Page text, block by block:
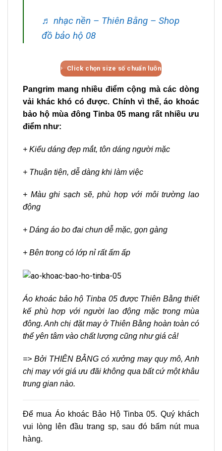
♬ nhạc nền – Thiên Bằng – Shop
đồ bảo hộ 08
Click chọn size số chuẩn luôn
Pangrim mang nhiều điểm cộng mà các dòng
vải khác khó có được. Chính vì thế, áo khoác
bảo hộ mùa đông Tinba 05 mang rất nhiều ưu
điểm như:
+ Kiểu dáng đẹp mắt, tôn dáng người mặc
+ Thuận tiện, dễ dàng khi làm việc
+ Màu ghi sạch sẽ, phù hợp với môi trường lao
động
+ Dáng áo bo đai chun dễ mặc, gọn gàng
+ Bên trong có lớp nỉ rất ấm ấp
Áo khoác bảo hộ Tinba 05 được Thiên Bằng thiết
kế phù hợp với người lao động mặc trong mùa
đông. Anh chị đặt may ở Thiên Bằng hoàn toàn có
thể yên tâm vào chất lượng cũng như giá cả!
=> Bởi THIÊN BẰNG có xưởng may quy mô, Anh
chị may với giá ưu đãi không qua bất cứ một khâu
trung gian nào.
Để mua Áo khoác Bảo Hộ Tinba 05. Quý khách
vui lòng lên đầu trang sp, sau đó bấm nút mua
hàng.